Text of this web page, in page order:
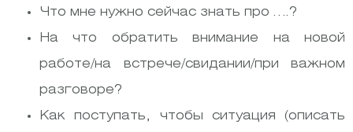
Что мне нужно сейчас знать про ….?
На что обратить внимание на новой
работе/на встрече/свидании/при важном
разговоре?
Как поступать, чтобы ситуация (описать